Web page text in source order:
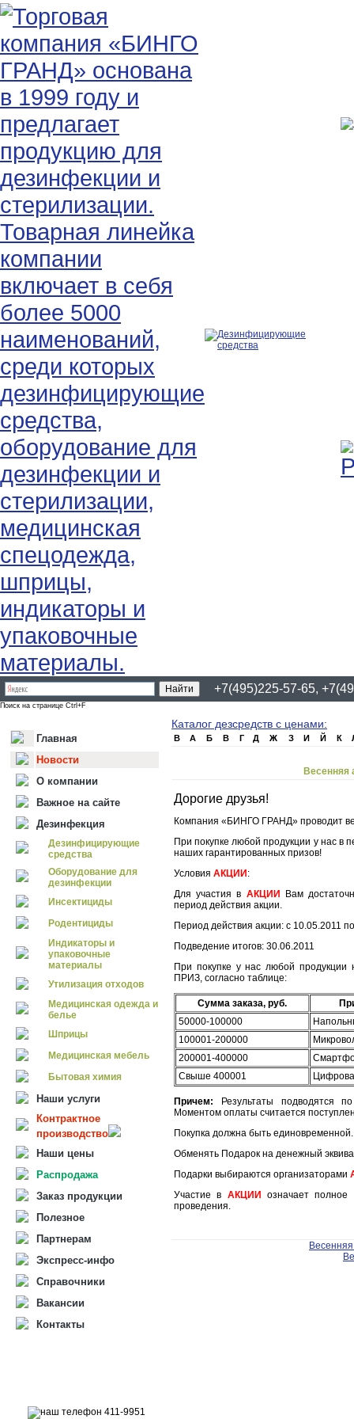
+7(495)225-57-65,
Поиск на странице Ctrl+F
Главная
Новости
О компании
Важное на сайте
Дезинфекция
Дезинфицирующие
средства
Оборудование для
дезинфекции
Инсектициды
Родентициды
Индикаторы и
упаковочные
материалы
Утилизация отходов
Медицинская одежда и
белье
Шприцы
Медицинская мебель
Бытовая химия
Наши услуги
Контрактное
производство
Наши цены
Распродажа
Заказ продукции
Полезное
Партнерам
Экспресс-инфо
Справочники
Вакансии
Контакты
Каталог дезсредств с ценами:
B А Б В Г Д Ж З И Й К
Весенняя
Дорогие друзья!
Компания «БИНГО ГРАНД» проводит
При покупке любой продукции у нас в
наших гарантированных призов!
Условия АКЦИИ :
Для участия в АКЦИИ
Вам
период действия акции.
Период действия акции: с 10.05.2011
Подведение итогов: 30.06.2011
При покупке у нас любой
ПРИЗ, согласно таблице:
Сумма заказа, руб.
50000-100000
100001-200000
200001-400000
Свыше 400001
Причем: Результаты подводятся
Моментом оплаты считается
Покупка должна быть единовременной.
Обменять Подарок на денежный
Подарки выбираются организаторами
Участие в АКЦИИ
означает полное
проведения.